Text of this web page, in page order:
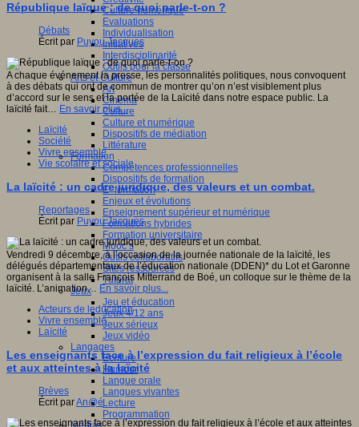
Culture numérique
Evaluations
Individualisation
Initiatives
Interdisciplinarité
Outils pour la classe
Arts et Culture
Art
Cinéma
Culture
Culture et numérique
Dispositifs de médiation
Littérature
Formation
Compétences professionnelles
Dispositifs de formation
E- formation
Enjeux et évolutions
Enseignement supérieur et numérique
Formations hybrides
Formation universitaire
Mooc’s
Outils collaboratifs
Sites ressources
Tutorat
Jeux
Jeu et éducation
Jeux 4/12 ans
Jeux sérieux
Jeux vidéo
Langages
Ecriture
Humour
Langue orale
Langues vivantes
Lecture
Programmation
République laïque : de quoi parle-t-on ?
Débats
Écrit par Puyou Jacques
A chaque événement la presse, les personnalités politiques, nous convoquent
à des débats qui ont de commun de montrer qu’on n’est visiblement plus
d’accord sur le sens et la portée de la Laïcité dans notre espace public. La
laïcité fait… En savoir plus...
Laïcité
Société
Vivre ensemble
Vie scolaire et sociale
La laïcité : un cadre juridique, des valeurs et un combat.
Reportages
Écrit par Puyou Jacques
Vendredi 9 décembre, à l’occasion de la journée nationale de la laïcité, les
délégués départementaux de l’éducation nationale (DDEN)* du Lot et Garonne
organisent à la salle François Mitterrand de Boé, un colloque sur le thème de la
laïcité. L’animation… En savoir plus...
Acteurs de leducation
Vivre ensemble
Laïcité
Les enseignants face à l’expression du fait religieux à l’école
et aux atteintes à la laïcité
Brèves
Écrit parAn@é